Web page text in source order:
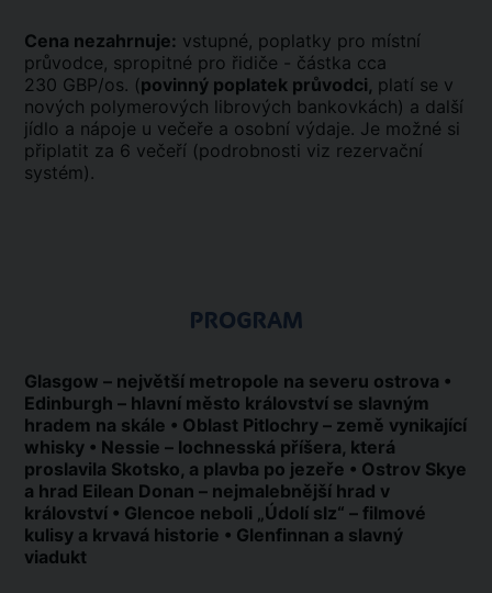
Cena nezahrnuje: vstupné, poplatky pro místní
průvodce, spropitné pro řidiče - částka cca
230 GBP/os. (povinný poplatek průvodci, platí se v
nových polymerových librových bankovkách) a další
jídlo a nápoje u večeře a osobní výdaje. Je možné si
připlatit za 6 večeří (podrobnosti viz rezervační
systém).
PROGRAM
Glasgow – největší metropole na severu ostrova •
Edinburgh – hlavní město království se slavným
hradem na skále • Oblast Pitlochry – země vynikající
whisky • Nessie – lochnesská příšera, která
proslavila Skotsko, a plavba po jezeře • Ostrov Skye
a hrad Eilean Donan – nejmalebnější hrad v
království • Glencoe neboli „Údolí slz“ – filmové
kulisy a krvavá historie • Glenfinnan a slavný
viadukt